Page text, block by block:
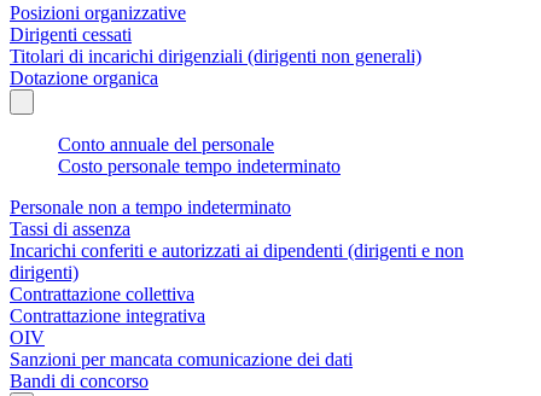
Posizioni organizzative
Dirigenti cessati
Titolari di incarichi dirigenziali (dirigenti non generali)
Dotazione organica
Conto annuale del personale
Costo personale tempo indeterminato
Personale non a tempo indeterminato
Tassi di assenza
Incarichi conferiti e autorizzati ai dipendenti (dirigenti e non
dirigenti)
Contrattazione collettiva
Contrattazione integrativa
OIV
Sanzioni per mancata comunicazione dei dati
Bandi di concorso